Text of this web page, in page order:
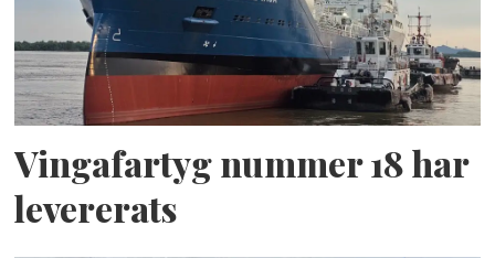
Vingafartyg nummer 18 har
levererats